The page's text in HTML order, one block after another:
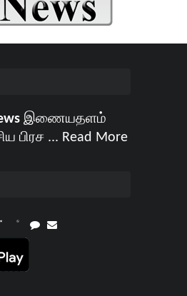
இணையதளம்
பிரச ... Read More